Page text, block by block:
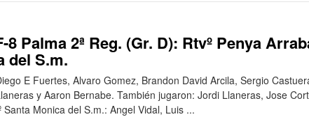
Palma 2ª Reg. (Gr. D): Rtvº Penya
del S.m.
E Fuertes, Alvaro Gomez, Brandon David Arcila, Sergio
y Aaron Bernabe. También jugaron: Jordi Llaneras, Jose
Monica del S.m.: Angel Vidal, Luis ...